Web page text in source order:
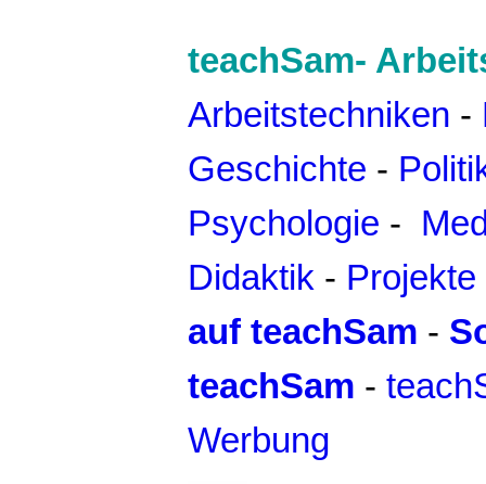
teachSam-
Arbeitstechniken -
Geschichte -
Psychologie -
Didaktik - Projekte
auf teachSam -
teachSam -
Werbung